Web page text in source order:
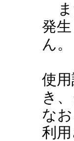
ま
発
ん。
使
き
な
利